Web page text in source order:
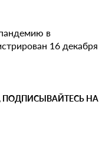
в
16 декабря
ПОДПИСЫВАЙТЕСЬ НА